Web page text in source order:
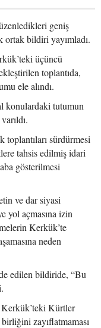
geniş
ortak bildiri yayımladı.
üçüncü
toplantıda,
ele alındı.
konulardaki tutumun
sürdürmesi
tahsis edilmiş idari
gösterilmesi
ve dar siyasi
yol açmasına izin
Kerkük’te
neden
edilen bildiride, “Bu
Kerkük’teki Kürtler
zayıflatmaması